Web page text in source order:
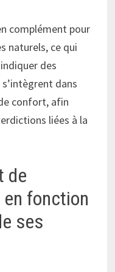
complément pour
naturels, ce qui
des
dans
confort, afin
liées à la
de
en fonction
ses